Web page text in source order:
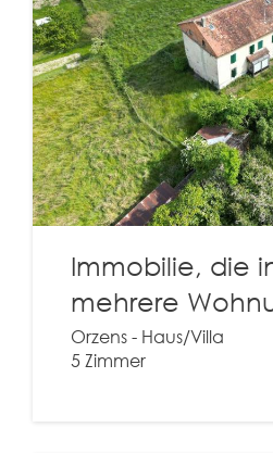
Immobilie, die
mehrere
Orzens - Haus/Villa
5 Zimmer